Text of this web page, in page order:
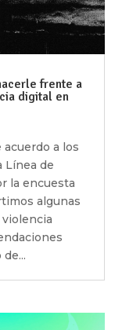
frente a
digital en
a los
Línea de
la encuesta
algunas